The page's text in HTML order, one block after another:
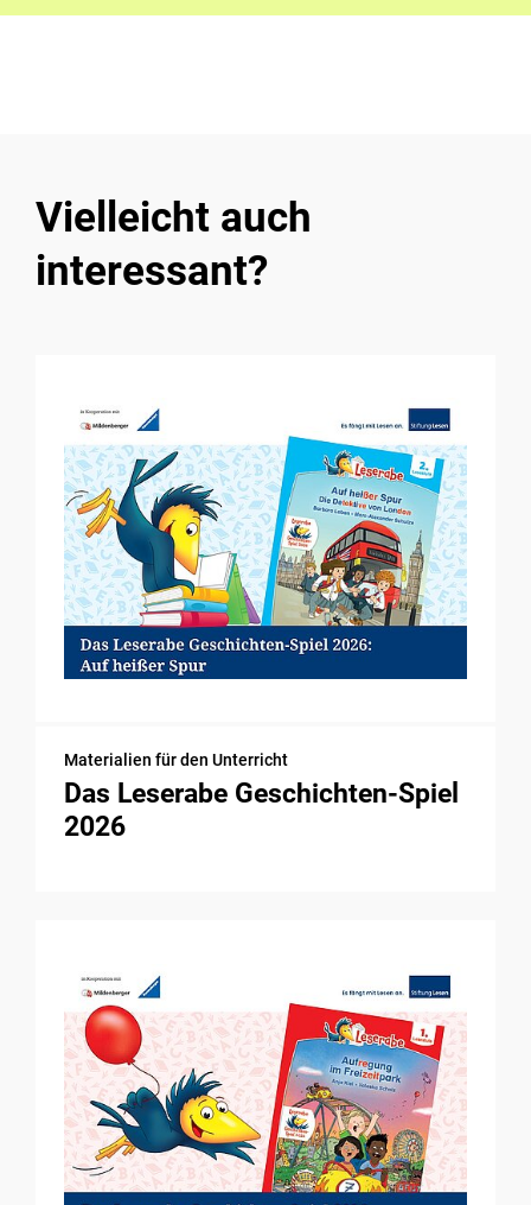
Vielleicht auch
interessant?
Materialien für den Unterricht
Das Leserabe Geschichten-Spiel
2026